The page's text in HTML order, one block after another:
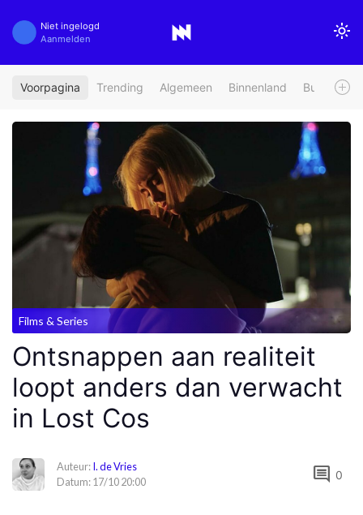
Niet ingelogd
Aanmelden
Voorpagina Trending Algemeen Binnenland Buitenland
Films & Series
Ontsnappen aan realiteit
loopt anders dan verwacht
in Lost Cos
Auteur:I. de Vries
Datum: 17/10 20:00
comment 0